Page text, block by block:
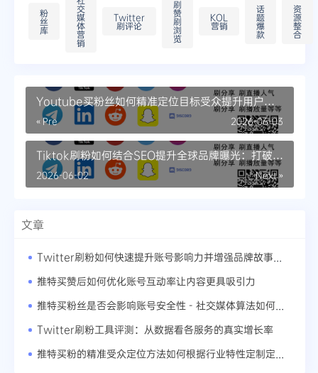
粉
丝
库
交
媒
体
营
销
Twitter
刷评论
刷
赞
刷
浏
览
KOL
营销
话
题
爆
款
资
源
整
合
Youtube买粉丝如何精准定位目标受众提升用户忠
诚度
« Pre 2026-06-03
Tiktok刷粉如何结合SEO提升全球品牌曝光：打破文
化隔阂的内容策略
Next »
2026-06-02
文章
推特买赞后如何优化账号互动率让内容更具吸引力
Twitter刷粉工具评测：从数据看各服务的真实增长率